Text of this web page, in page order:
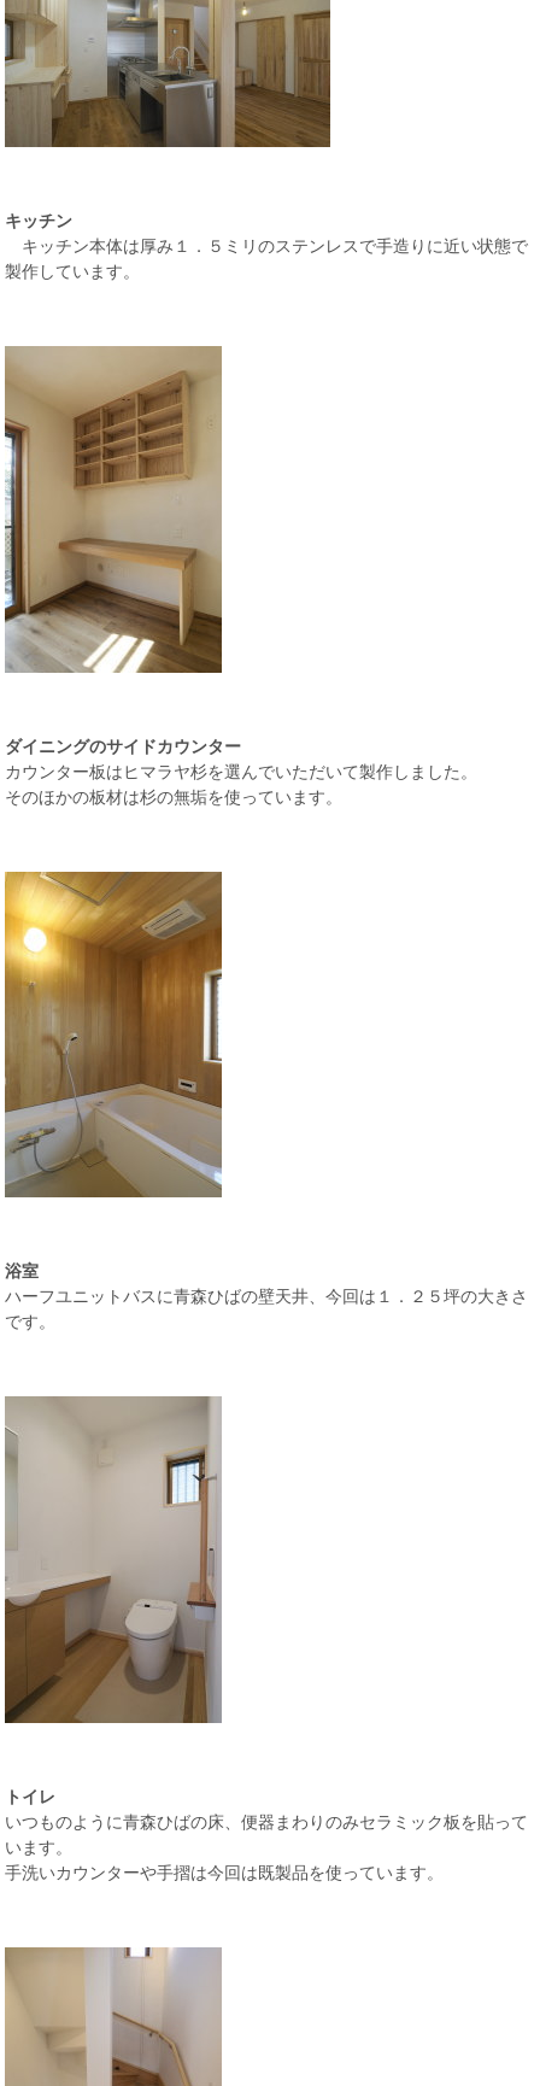
キッチン
キッチン本体は厚み１．５ミリのステンレスで手造りに近い状態で
製作しています。
ダイニングのサイドカウンター
カウンター板はヒマラヤ杉を選んでいただいて製作しました。
そのほかの板材は杉の無垢を使っています。
浴室
ハーフユニットバスに青森ひばの壁天井、今回は１．２５坪の大きさ
です。
トイレ
いつものように青森ひばの床、便器まわりのみセラミック板を貼って
います。
手洗いカウンターや手摺は今回は既製品を使っています。